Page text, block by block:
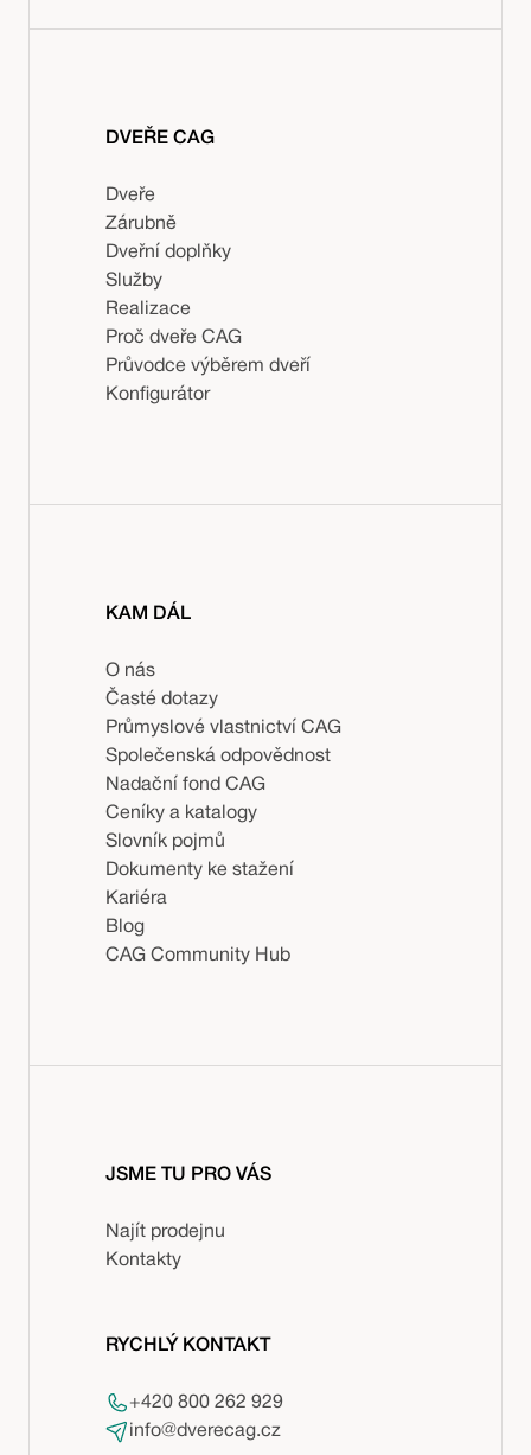
DVEŘE CAG
Dveře
Zárubně
Dveřní doplňky
Služby
Realizace
Proč dveře CAG
Průvodce výběrem dveří
Konfigurátor
KAM DÁL
O nás
Časté dotazy
Průmyslové vlastnictví CAG
Společenská odpovědnost
Nadační fond CAG
Ceníky a katalogy
Slovník pojmů
Dokumenty ke stažení
Kariéra
Blog
CAG Community Hub
JSME TU PRO VÁS
Najít prodejnu
Kontakty
RYCHLÝ KONTAKT
+420 800 262 929
info@dverecag.cz